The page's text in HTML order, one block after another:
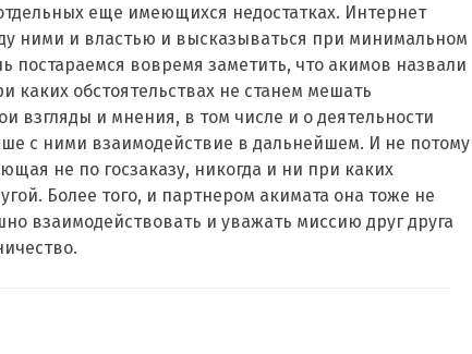
еще имеющихся недостатках. Интернет
ними и властью и высказываться при минимальном
постараемся вовремя заметить, что акимов назвали
каких обстоятельствах не станем мешать
взгляды и мнения, в том числе и о деятельности
с ними взаимодействие в дальнейшем. И не потому
не по госзаказу, никогда и ни при каких
Более того, и партнером акимата она тоже не
взаимодействовать и уважать миссию друг друга